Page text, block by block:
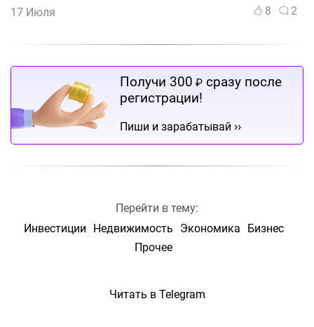
17 Июля 8 2
Получи 300 ₽ сразу после
регистрации!
Пиши и зарабатывай ››
Перейти в тему:
Инвестиции
Недвижимость Экономика
Бизнес
Прочее
Читать в Telegram